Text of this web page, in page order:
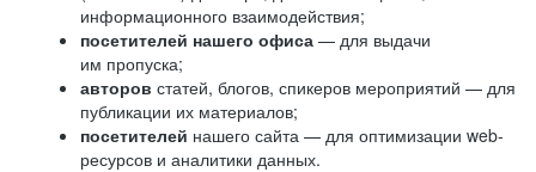
информационного взаимодействия;
посетителей нашего офиса — для выдачи
им пропуска;
авторов статей, блогов, спикеров мероприятий — для
публикации их материалов;
посетителей нашего сайта — для оптимизации web-
ресурсов и аналитики данных.